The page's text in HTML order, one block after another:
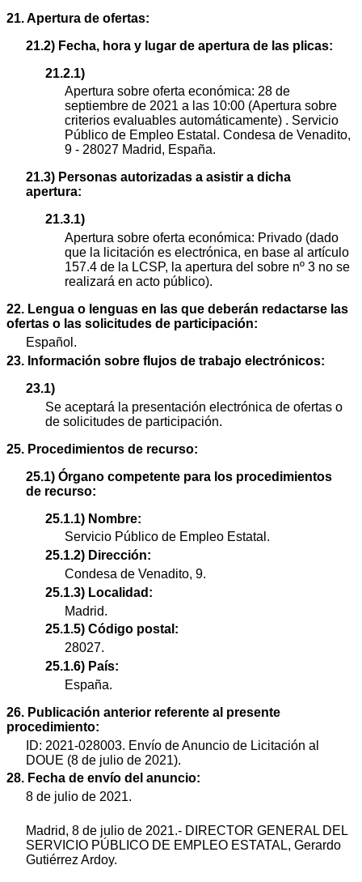
21. Apertura de ofertas:
21.2) Fecha, hora y lugar de apertura de las plicas:
21.2.1)
Apertura sobre oferta económica: 28 de
septiembre de 2021 a las 10:00 (Apertura sobre
criterios evaluables automáticamente) . Servicio
Público de Empleo Estatal. Condesa de Venadito,
9 - 28027 Madrid, España.
21.3) Personas autorizadas a asistir a dicha
apertura:
21.3.1)
Apertura sobre oferta económica: Privado (dado
que la licitación es electrónica, en base al artículo
157.4 de la LCSP, la apertura del sobre nº 3 no se
realizará en acto público).
22. Lengua o lenguas en las que deberán redactarse las
ofertas o las solicitudes de participación:
Español.
23. Información sobre flujos de trabajo electrónicos:
23.1)
Se aceptará la presentación electrónica de ofertas o
de solicitudes de participación.
25. Procedimientos de recurso:
25.1) Órgano competente para los procedimientos
de recurso:
25.1.1) Nombre:
Servicio Público de Empleo Estatal.
25.1.2) Dirección:
Condesa de Venadito, 9.
25.1.3) Localidad:
Madrid.
25.1.5) Código postal:
28027.
25.1.6) País:
España.
26. Publicación anterior referente al presente
procedimiento:
ID: 2021-028003. Envío de Anuncio de Licitación al
DOUE (8 de julio de 2021).
28. Fecha de envío del anuncio:
8 de julio de 2021.
Madrid, 8 de julio de 2021.- DIRECTOR GENERAL DEL
SERVICIO PÚBLICO DE EMPLEO ESTATAL, Gerardo
Gutiérrez Ardoy.